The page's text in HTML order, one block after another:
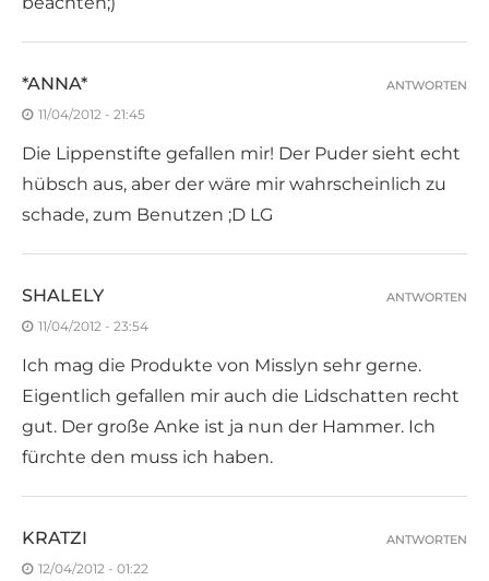
*ANNA*
11/04/2012 - 21:45
Die Lippenstifte gefallen mir! Der Puder sieht echt
hübsch aus, aber der wäre mir wahrscheinlich zu
schade, zum Benutzen ;D LG
ANTWORTEN
SHALELY
11/04/2012 - 23:54
Ich mag die Produkte von Misslyn sehr gerne.
Eigentlich gefallen mir auch die Lidschatten recht
gut. Der große Anke ist ja nun der Hammer. Ich
fürchte den muss ich haben.
ANTWORTEN
KRATZI
12/04/2012 - 01:22
ANTWORTEN